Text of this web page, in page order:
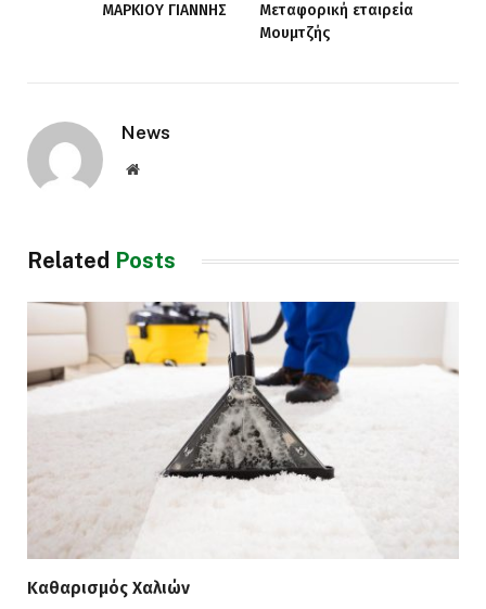
ΜΑΡΚΙΟΥ ΓΙΑΝΝΗΣ
Μεταφορική εταιρεία
Μουμτζής
News
Website
Related Posts
Καθαρισμός Χαλιών